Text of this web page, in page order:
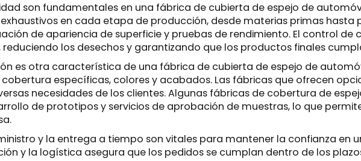
son fundamentales en una fábrica de cubierta de espejo de
en cada etapa de producción, desde materias primas hasta
de apariencia de superficie y pruebas de rendimiento. El control
los desechos y garantizando que los productos finales
es otra característica de una fábrica de cubierta de espejo de
específicas, colores y acabados. Las fábricas que ofrecen
necesidades de los clientes. Algunas fábricas de cobertura de
de prototipos y servicios de aprobación de muestras, lo que
y la entrega a tiempo son vitales para mantener la confianza en
y la logística asegura que los pedidos se cumplan dentro de los